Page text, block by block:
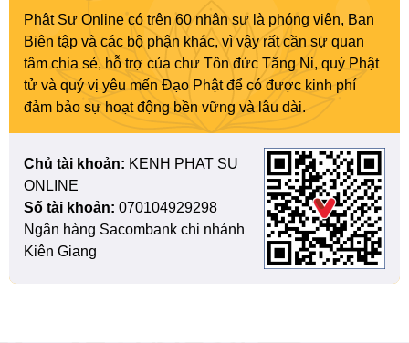
Phật Sự Online có trên 60 nhân sự là phóng viên, Ban
Biên tập và các bộ phận khác, vì vậy rất cần sự quan
tâm chia sẻ, hỗ trợ của chư Tôn đức Tăng Ni, quý Phật
tử và quý vị yêu mến Đạo Phật để có được kinh phí
đảm bảo sự hoạt động bền vững và lâu dài.
Chủ tài khoản: KENH PHAT SU
ONLINE
Số tài khoản: 070104929298
Ngân hàng Sacombank chi nhánh
Kiên Giang